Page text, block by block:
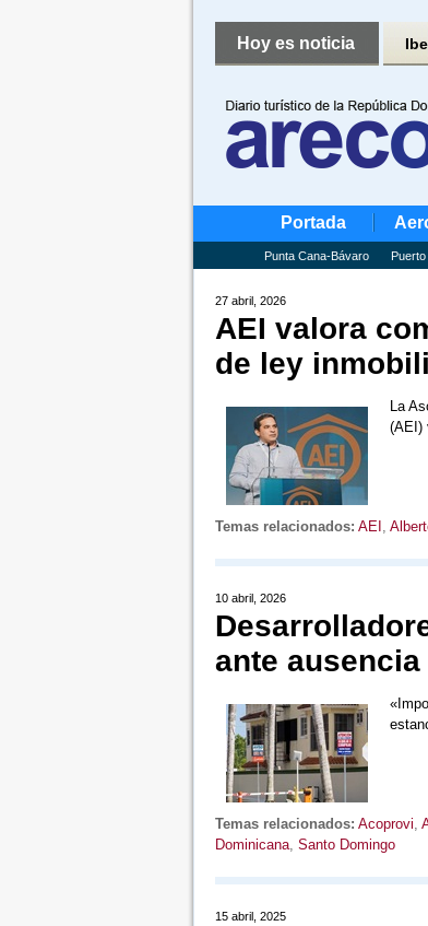
Hoy es noticia
Portada
Punta Cana-Bávaro Puerto
27 abril, 2026
AEI valora
de ley
La
(AEI)
Temas relacionados: AEI ,
10 abril, 2026
ante
Temas relacionados: Acoprovi,
Dominicana, Santo Domingo
15 abril, 2025